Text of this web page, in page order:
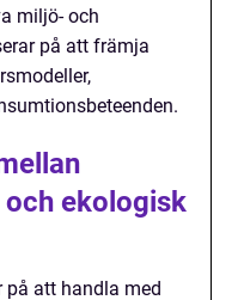
miljö- och
på att främja
ekologisk
på att handla med